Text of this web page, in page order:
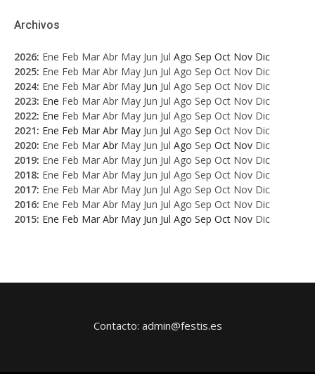
Archivos
2026: Ene Feb Mar Abr May Jun Jul Ago Sep Oct Nov Dic
2025: Ene Feb Mar Abr May Jun Jul Ago Sep Oct Nov Dic
2024: Ene Feb Mar Abr May Jun Jul Ago Sep Oct Nov Dic
2023: Ene Feb Mar Abr May Jun Jul Ago Sep Oct Nov Dic
2022: Ene Feb Mar Abr May Jun Jul Ago Sep Oct Nov Dic
2021: Ene Feb Mar Abr May Jun Jul Ago Sep Oct Nov Dic
2020: Ene Feb Mar Abr May Jun Jul Ago Sep Oct Nov Dic
2019: Ene Feb Mar Abr May Jun Jul Ago Sep Oct Nov Dic
2018: Ene Feb Mar Abr May Jun Jul Ago Sep Oct Nov Dic
2017: Ene Feb Mar Abr May Jun Jul Ago Sep Oct Nov Dic
2016: Ene Feb Mar Abr May Jun Jul Ago Sep Oct Nov Dic
2015: Ene Feb Mar Abr May Jun Jul Ago Sep Oct Nov Dic
Contacto: admin@festis.es